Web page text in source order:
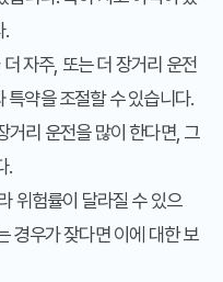
.
더 자주, 또는 더 장거리 운전
특약을 조절할 수 있습니다.
거리 운전을 많이 한다면, 그
.
위험률이 달라질 수 있으
경우가 잦다면 이에 대한 보